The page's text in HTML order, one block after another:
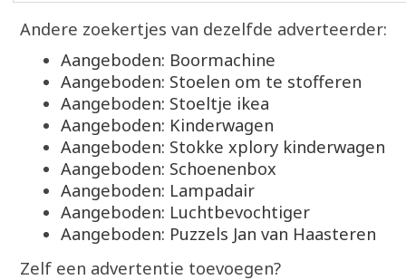
Andere zoekertjes van dezelfde adverteerder:
Aangeboden: Boormachine
Aangeboden: Stoelen om te stofferen
Aangeboden: Stoeltje ikea
Aangeboden: Kinderwagen
Aangeboden: Stokke xplory kinderwagen
Aangeboden: Schoenenbox
Aangeboden: Lampadair
Aangeboden: Luchtbevochtiger
Aangeboden: Puzzels Jan van Haasteren
Zelf een advertentie toevoegen?